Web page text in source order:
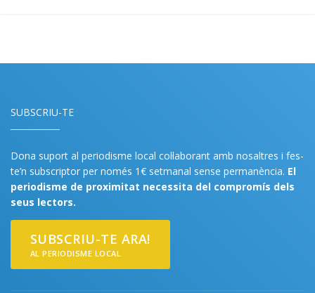
SUBSCRIU-TE
Dona suport al periodisme local col·laborant amb nosaltres i fes-
te’n subscriptor per només 1€ setmanal sense permanència. El
periodisme de proximitat necessita del compromís dels
seus lectors.
SUBSCRIU-TE ARA!
AL PERIODISME LOCAL